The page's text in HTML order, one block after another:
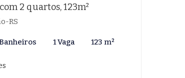
2 quartos, 123m²
RS
1 Vaga 123 m²